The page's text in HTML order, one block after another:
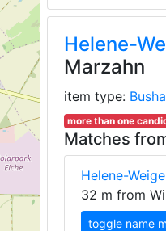
Helene-
Marzahn
item type:
more than one
Matches
Helene-
32 m from
toggle name